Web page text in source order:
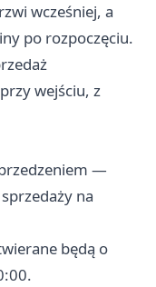
wcześniej, a
po rozpoczęciu.
wejściu, z
—
na
będą o